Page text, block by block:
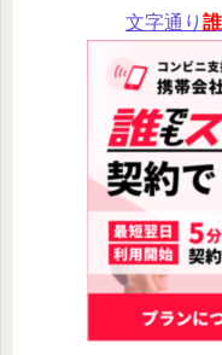
文字通り